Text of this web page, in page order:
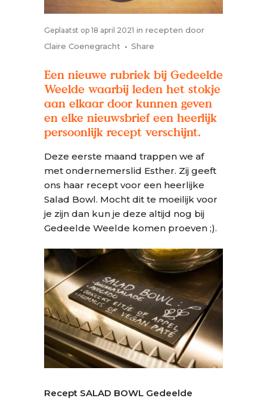
Geplaatst op 18 april 2021 in recepten door
Claire Coenegracht
Share
Een nieuwe rubriek bij Gedeelde
Weelde waarbij leden het stokje
aan elkaar door kunnen geven
en elke nieuwsbrief een heerlijk
persoonlijk recept verschijnt.
Deze eerste maand trappen we af
met ondernemerslid Esther. Zij geeft
ons haar recept voor een heerlijke
Salad Bowl. Mocht dit te moeilijk voor
je zijn dan kun je deze altijd nog bij
Gedeelde Weelde komen proeven ;).
Recept SALAD BOWL Gedeelde